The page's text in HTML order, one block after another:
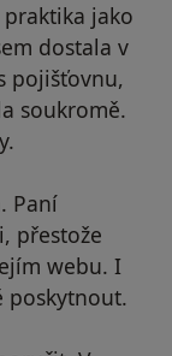
jako
dostala v
pojišťovnu,
soukromě.
Paní
přestože
webu. I
poskytnout.